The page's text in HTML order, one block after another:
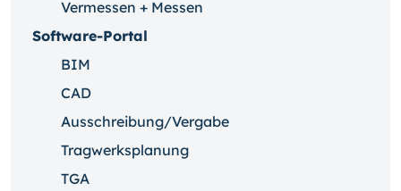
Vermessen + Messen
Software-Portal
BIM
CAD
Ausschreibung/Vergabe
Tragwerksplanung
TGA